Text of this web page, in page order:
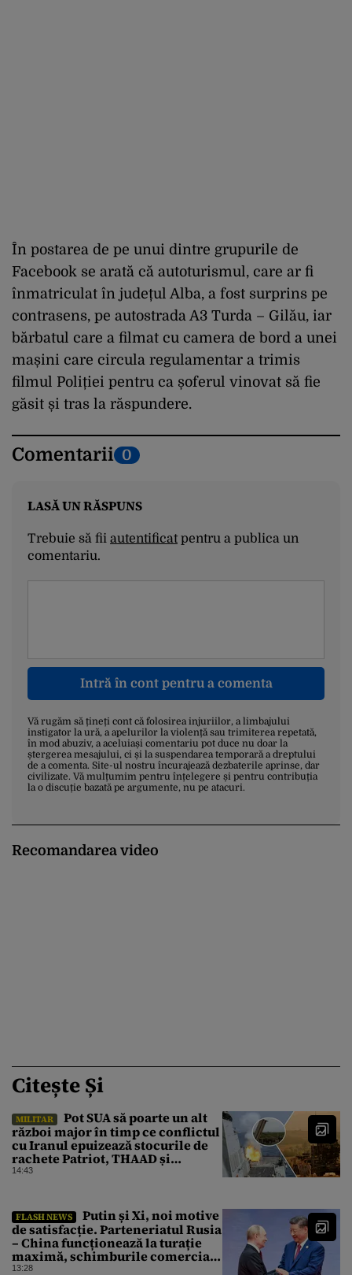
În postarea de pe unui dintre grupurile de
Facebook se arată că autoturismul, care ar fi
înmatriculat în județul Alba, a fost surprins pe
contrasens, pe autostrada A3 Turda – Gilău, iar
bărbatul care a filmat cu camera de bord a unei
mașini care circula regulamentar a trimis
filmul Poliției pentru ca șoferul vinovat să fie
găsit și tras la răspundere.
Comentarii 0
LASĂ UN RĂSPUNS
Trebuie să fii autentificatpentru a publica un
comentariu.
Intră în cont pentru a comenta
Vă rugăm să țineți cont că folosirea injuriilor, a limbajului
instigator la ură, a apelurilor la violență sau trimiterea repetată,
în mod abuziv, a aceluiași comentariu pot duce nu doar la
ștergerea mesajului, ci și la suspendarea temporară a dreptului
de a comenta. Site-ul nostru încurajează dezbaterile aprinse, dar
civilizate. Vă mulțumim pentru înțelegere și pentru contribuția
la o discuție bazată pe argumente, nu pe atacuri.
Recomandarea video
Citește Și
MILITAR
Pot SUA să poarte un alt
război major în timp ce conflictul
cu Iranul epuizează stocurile de
rachete Patriot, THAAD și
Tomahawk?
14:43
FLASH NEWS
Putin și Xi, noi motive
de satisfacție. Parteneriatul Rusia
– China funcționează la turație
maximă, schimburile comerciale
ating niveluri record
13:28